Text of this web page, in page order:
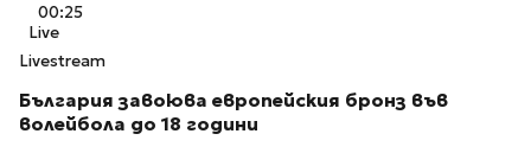
00:25
Live
Livestream
България завоюва европейския бронз във
волейбола до 18 години